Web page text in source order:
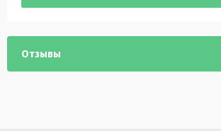
Отзывы